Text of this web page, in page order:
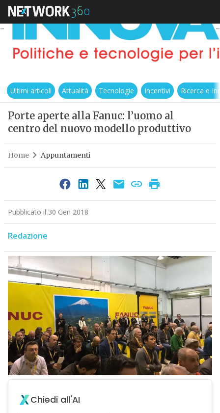
Ultimi articoli Attualità Tecnologie Incentivi Ricerca e
Porte aperte alla Fanuc: l’uomo al
centro del nuovo modello produttivo
Home Appuntamenti
Pubblicato il 30 Gen 2018
Redazione
Chiedi all'AI